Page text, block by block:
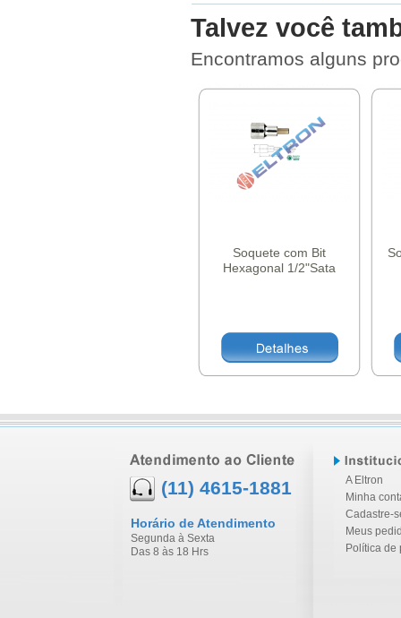
Talvez você
Encontramos alguns
Soquete com Bit
Hexagonal 1/2"Sata
(11) 4615-1881
Horário de Atendimento
Segunda à Sexta
Das 8 às 18 Hrs
A Eltron
Minha
Cadastre-
Meus
Política de